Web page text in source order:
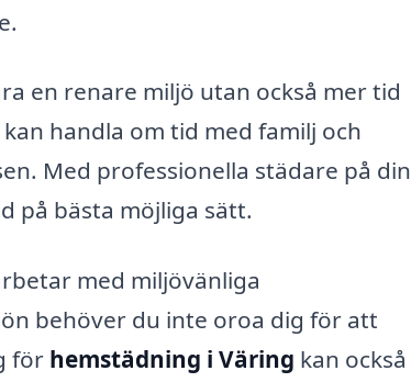
en renare miljö utan också mer tid
handla om tid med familj och
Med professionella städare på din
på bästa möjliga sätt.
med miljövänliga
behöver du inte oroa dig för att
för hemstädning i Väring kan också